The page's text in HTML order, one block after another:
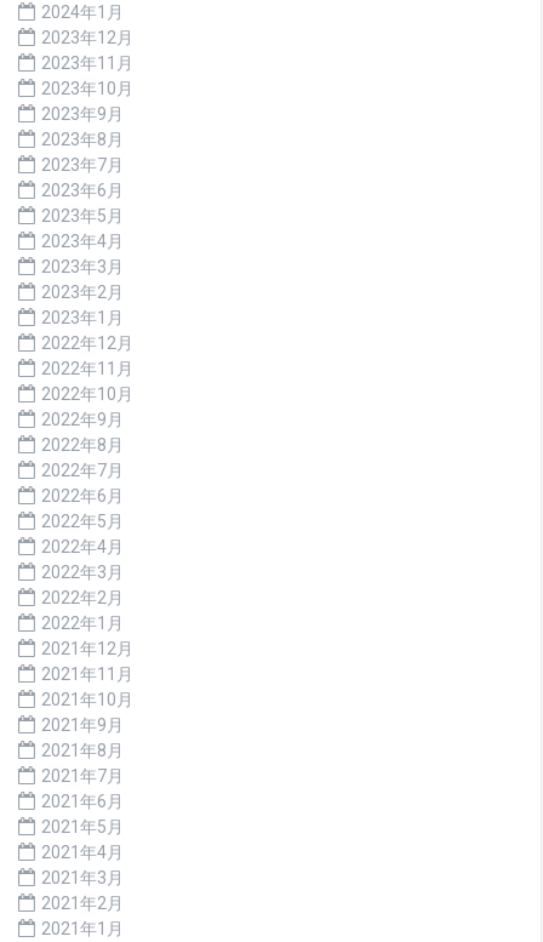
2024年1月
2023年12月
2023年11月
2023年10月
2023年9月
2023年8月
2023年7月
2023年6月
2023年5月
2023年4月
2023年3月
2023年2月
2023年1月
2022年12月
2022年11月
2022年10月
2022年9月
2022年8月
2022年7月
2022年6月
2022年5月
2022年4月
2022年3月
2022年2月
2022年1月
2021年12月
2021年11月
2021年10月
2021年9月
2021年8月
2021年7月
2021年6月
2021年5月
2021年4月
2021年3月
2021年2月
2021年1月